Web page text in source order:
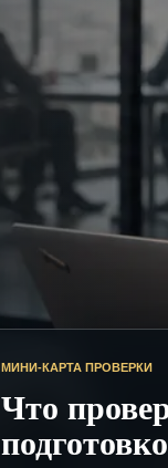
МИНИ-КАРТА ПРОВЕРКИ
Что